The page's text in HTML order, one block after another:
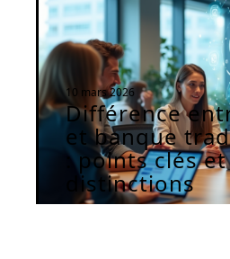
10 mars 2026
Différence
et banque
: points clés et
distinctions